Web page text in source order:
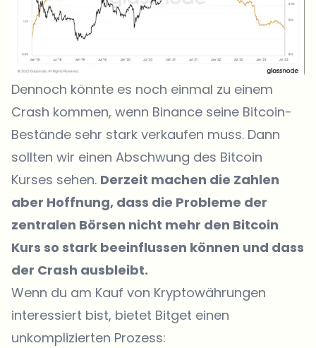
Dennoch könnte es noch einmal zu einem
Crash kommen, wenn Binance seine Bitcoin-
Bestände sehr stark verkaufen muss. Dann
sollten wir einen Abschwung des Bitcoin
Kurses sehen. Derzeit machen die Zahlen
aber Hoffnung, dass die Probleme der
zentralen Börsen nicht mehr den Bitcoin
Kurs so stark beeinflussen können und dass
der Crash ausbleibt.
Wenn du am Kauf von Kryptowährungen
interessiert bist, bietet Bitget einen
unkomplizierten Prozess: